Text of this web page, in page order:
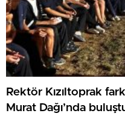
Rektör Kızıltoprak
Murat Dağı’nda